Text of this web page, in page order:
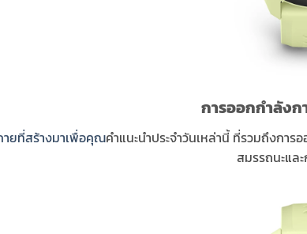
การออกกำลังก
ายที่สร้างมาเพื่อคุณคำแนะนำประจำวันเหล่านี้ ที่รวมถึงกา
สมรรถนะแล